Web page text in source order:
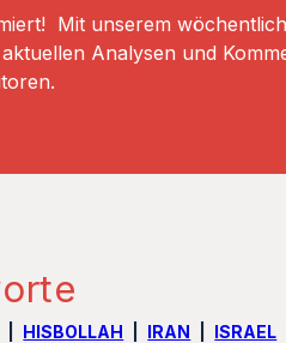
Mit unserem
Analysen und
HISBOLLAH IRAN ISRAEL